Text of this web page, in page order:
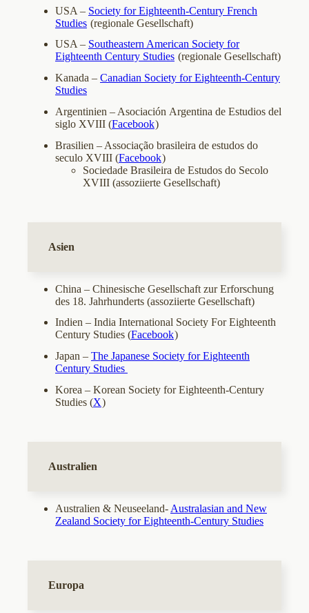
USA – Society for Eighteenth-Century French
Studies (regionale Gesellschaft)
USA – Southeastern American Society for
Eighteenth Century Studies (regionale Gesellschaft)
Kanada – Canadian Society for Eighteenth-Century
Studies
Argentinien – Asociación Argentina de Estudios del
siglo XVIII (Facebook)
Brasilien – Associação brasileira de estudos do
seculo XVIII (Facebook)
Sociedade Brasileira de Estudos do Secolo
XVIII (assoziierte Gesellschaft)
Asien
China – Chinesische Gesellschaft zur Erforschung
des 18. Jahrhunderts (assoziierte Gesellschaft)
Indien – India International Society For Eighteenth
Century Studies (Facebook)
Japan – The Japanese Society for Eighteenth
Century Studies
Korea – Korean Society for Eighteenth-Century
Studies (X)
Australien
Australien & Neuseeland- Australasian and New
Zealand Society for Eighteenth-Century Studies
Europa